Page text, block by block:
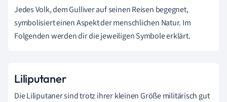
Jedes Volk, dem Gulliver auf seinen Reisen begegnet,
symbolisiert einen Aspekt der menschlichen Natur. Im
Folgenden werden dir die jeweiligen Symbole erklärt.
Liliputaner
Die Liliputaner sind trotz ihrer kleinen Größe militärisch gut